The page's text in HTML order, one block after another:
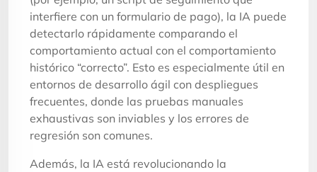
interfiere con un formulario de pago), la IA puede
detectarlo rápidamente comparando el
comportamiento actual con el comportamiento
histórico “correcto”. Esto es especialmente útil en
entornos de desarrollo ágil con despliegues
frecuentes, donde las pruebas manuales
exhaustivas son inviables y los errores de
regresión son comunes.
Además, la IA está revolucionando la